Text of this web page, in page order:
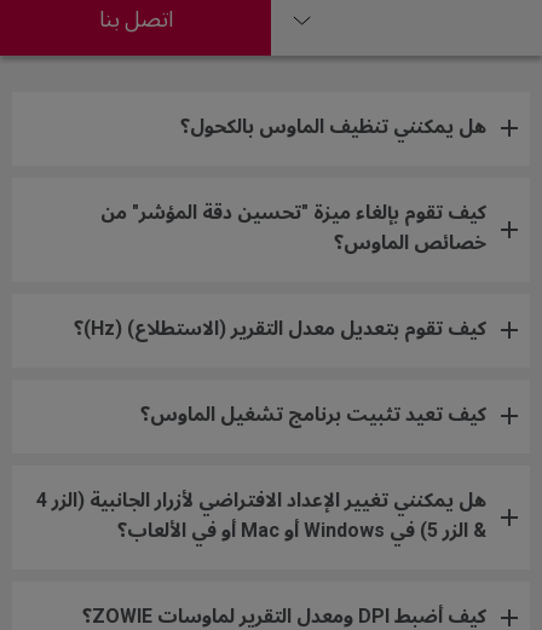
اتصل بنا
هل يمكنني تنظيف الماوس بالكحول؟
كيف تقوم بإلغاء ميزة "تحسين دقة المؤشر" من
خصائص الماوس؟
كيف تقوم بتعديل معدل التقرير (الاستطلاع) (Hz)؟
كيف تعيد تثبيت برنامج تشغيل الماوس؟
هل يمكنني تغيير الإعداد الافتراضي لأزرار الجانبية (الزر 4
& الزر 5) في Windows أو Mac أو في الألعاب؟
كيف أضبط DPI ومعدل التقرير لماوسات ZOWIE؟